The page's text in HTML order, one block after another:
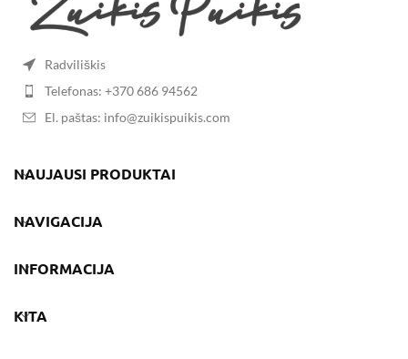
Radviliškis
Telefonas: +370 686 94562
El. paštas: info@zuikispuikis.com
NAUJAUSI PRODUKTAI
NAVIGACIJA
INFORMACIJA
KITA